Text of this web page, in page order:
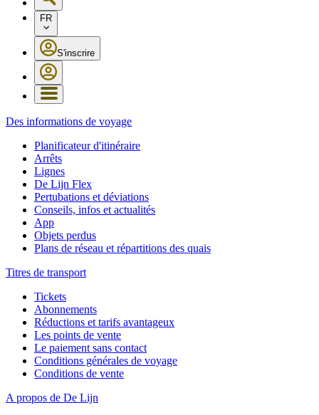
FR
S'inscrire
Des informations de voyage
Planificateur d'itinéraire
Arrêts
Lignes
De Lijn Flex
Pertubations et déviations
Conseils, infos et actualités
App
Objets perdus
Plans de réseau et répartitions des quais
Titres de transport
Tickets
Abonnements
Réductions et tarifs avantageux
Les points de vente
Le paiement sans contact
Conditions générales de voyage
Conditions de vente
A propos de De Lijn